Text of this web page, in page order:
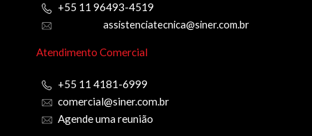
+55 11 96493-4519
assistenciatecnica@siner.com.br
Atendimento Comercial
+55 11 4181-6999
comercial@siner.com.br
Agende uma reunião